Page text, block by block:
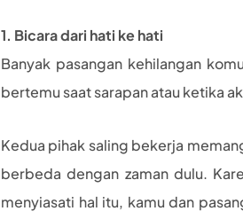
1. Bicara dari hati ke hati
Banyak pasangan kehilangan
bertemu saat sarapan atau ketika
Kedua pihak saling bekerja
berbeda dengan zaman dulu.
menyiasati hal itu, kamu dan